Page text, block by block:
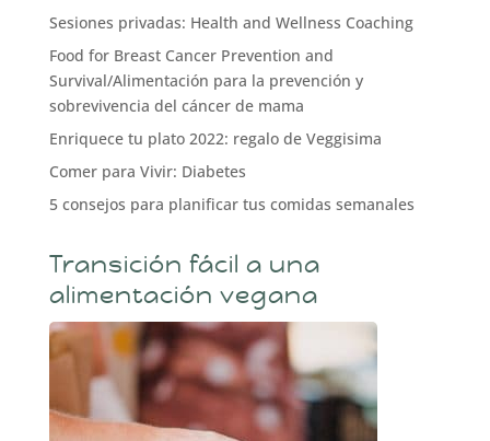
Sesiones privadas: Health and Wellness Coaching
Food for Breast Cancer Prevention and
Survival/Alimentación para la prevención y
sobrevivencia del cáncer de mama
Enriquece tu plato 2022: regalo de Veggisima
Comer para Vivir: Diabetes
5 consejos para planificar tus comidas semanales
Transición fácil a una
alimentación vegana